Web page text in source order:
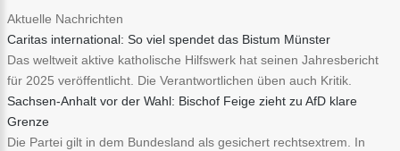
Aktuelle Nachrichten
Caritas international: So viel spendet das Bistum Münster
Das weltweit aktive katholische Hilfswerk hat seinen Jahresbericht
für 2025 veröffentlicht. Die Verantwortlichen üben auch Kritik.
Sachsen-Anhalt vor der Wahl: Bischof Feige zieht zu AfD klare
Grenze
Die Partei gilt in dem Bundesland als gesichert rechtsextrem. In